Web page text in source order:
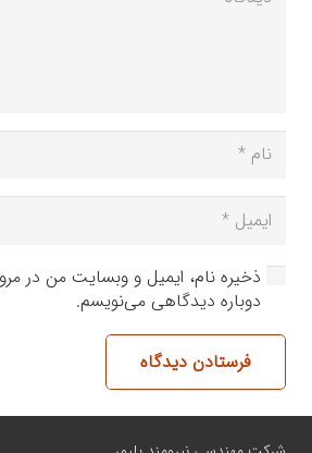
ذخیره نام، ایمیل و وبسایت من در
دوباره دیدگاهی می‌نویسم.
فرستادن دیدگاه